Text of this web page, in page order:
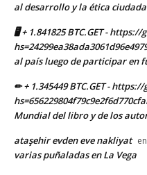
al desarrollo y la ética
🖥 + 1.841825 BTC.GET -
al país luego de participar en
✏ + 1.345449 BTC.GET -
Mundial del libro y de los
ataşehir evden eve nakliyat en
varias puñaladas en La Vega